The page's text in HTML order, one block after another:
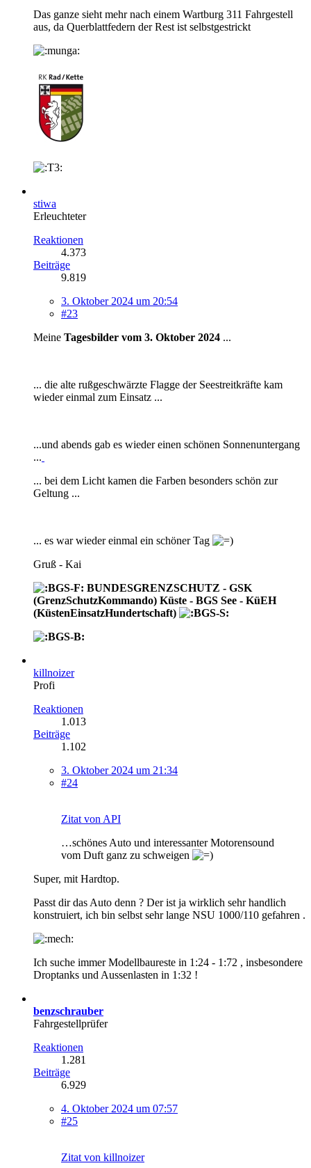
Das ganze sieht mehr nach einem Wartburg 311 Fahrgestell
aus, da Querblattfedern der Rest ist selbstgestrickt
stiwa
Erleuchteter
Reaktionen
4.373
Beiträge
9.819
3. Oktober 2024 um 20:54
#23
Meine Tagesbilder vom 3. Oktober 2024 ...
... die alte rußgeschwärzte Flagge der Seestreitkräfte kam
wieder einmal zum Einsatz ...
...und abends gab es wieder einen schönen Sonnenuntergang
...
... bei dem Licht kamen die Farben besonders schön zur
Geltung ...
... es war wieder einmal ein schöner Tag
Gruß - Kai
BUNDESGRENZSCHUTZ - GSK
(GrenzSchutzKommando) Küste - BGS See - KüEH
(KüstenEinsatzHundertschaft)
killnoizer
Profi
Reaktionen
1.013
Beiträge
1.102
3. Oktober 2024 um 21:34
#24
Zitat von API
…schönes Auto und interessanter Motorensound
vom Duft ganz zu schweigen
Super, mit Hardtop.
Passt dir das Auto denn ? Der ist ja wirklich sehr handlich
konstruiert, ich bin selbst sehr lange NSU 1000/110 gefahren .
Ich suche immer Modellbaureste in 1:24 - 1:72 , insbesondere
Droptanks und Aussenlasten in 1:32 !
benzschrauber
Fahrgestellprüfer
Reaktionen
1.281
Beiträge
6.929
4. Oktober 2024 um 07:57
#25
Zitat von killnoizer